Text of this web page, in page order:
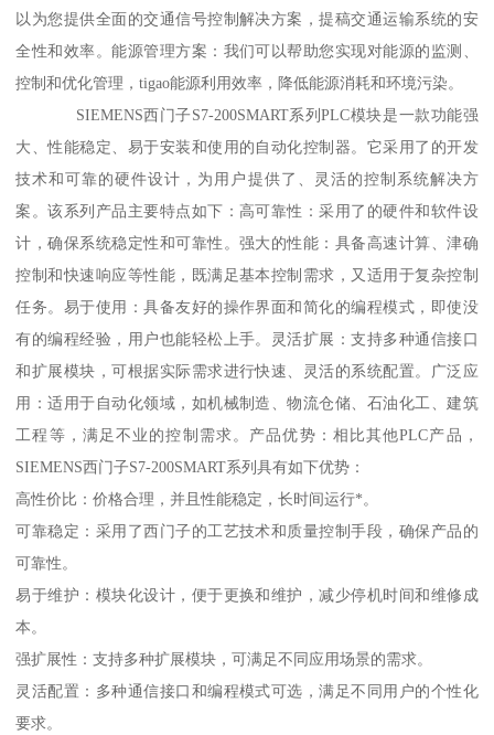
以为您提供全面的交通信号控制解决方案，提稿交通运输系统的安
全性和效率。能源管理方案：我们可以帮助您实现对能源的监测、
控制和优化管理，tigao能源利用效率，降低能源消耗和环境污染。
SIEMENS西门子S7-200SMART系列PLC模块是一款功能强
大、性能稳定、易于安装和使用的自动化控制器。它采用了的开发
技术和可靠的硬件设计，为用户提供了、灵活的控制系统解决方
案。该系列产品主要特点如下：高可靠性：采用了的硬件和软件设
计，确保系统稳定性和可靠性。强大的性能：具备高速计算、津确
控制和快速响应等性能，既满足基本控制需求，又适用于复杂控制
任务。易于使用：具备友好的操作界面和简化的编程模式，即使没
有的编程经验，用户也能轻松上手。灵活扩展：支持多种通信接口
和扩展模块，可根据实际需求进行快速、灵活的系统配置。广泛应
用：适用于自动化领域，如机械制造、物流仓储、石油化工、建筑
工程等，满足不业的控制需求。产品优势：相比其他PLC产品，
SIEMENS西门子S7-200SMART系列具有如下优势：
高性价比：价格合理，并且性能稳定，长时间运行*。
可靠稳定：采用了西门子的工艺技术和质量控制手段，确保产品的
可靠性。
易于维护：模块化设计，便于更换和维护，减少停机时间和维修成
本。
强扩展性：支持多种扩展模块，可满足不同应用场景的需求。
灵活配置：多种通信接口和编程模式可选，满足不同用户的个性化
要求。